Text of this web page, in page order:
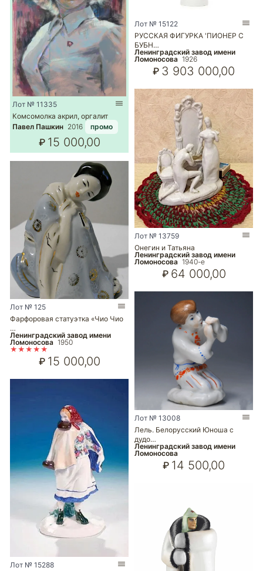
Лот № 11335
Комсомолка акрил, оргалит
Павел Пашкин 2016 промо
₽ 15 000,00
Лот № 125
Фарфоровая статуэтка «Чио Чио
…
Ленинградский завод имени
Ломоносова 1950
★★★★★
₽ 15 000,00
Лот № 15288
Лот № 15122
РУССКАЯ ФИГУРКА 'ПИОНЕР С
БУБН…
Ленинградский завод имени
Ломоносова 1926
₽ 3 903 000,00
Лот № 13759
Онегин и Татьяна
Ленинградский завод имени
Ломоносова 1940-е
₽ 64 000,00
Лот № 13008
Лель. Белорусский Юноша с
дудо…
Ленинградский завод имени
Ломоносова
₽ 14 500,00